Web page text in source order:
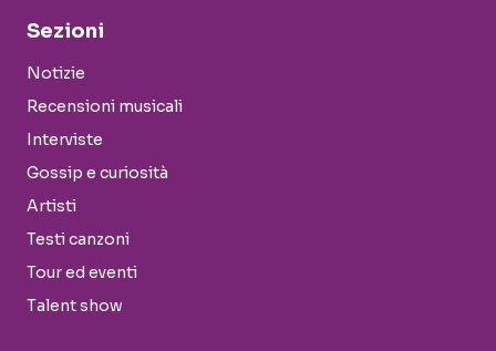
Sezioni
Notizie
Recensioni musicali
Interviste
Gossip e curiosità
Artisti
Testi canzoni
Tour ed eventi
Talent show